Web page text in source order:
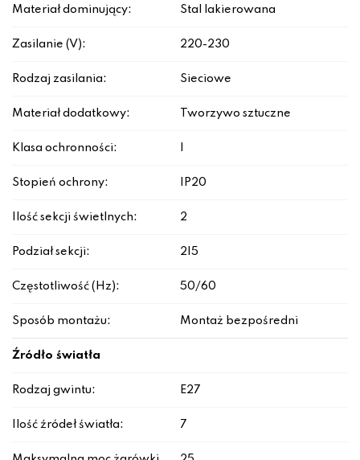
Materiał dominujący: Stal lakierowana
Zasilanie (V): 220-230
Rodzaj zasilania: Sieciowe
Materiał dodatkowy: Tworzywo sztuczne
Klasa ochronności:
Stopień ochrony: IP20
Ilość sekcji świetlnych: 2
Podział sekcji: 2|5
Częstotliwość (Hz): 50/60
Sposób montażu: Montaż bezpośredni
Źródło światła
Rodzaj gwintu: E27
Ilość źródeł światła: 7